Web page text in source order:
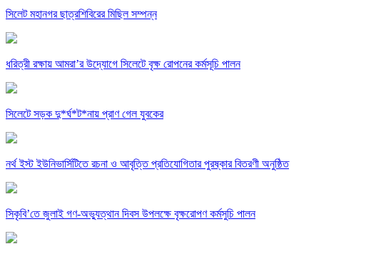
সিলেট মহানগর ছাত্রশিবিরের মিছিল সম্পন্ন
ধরিত্রী রক্ষায় আমরা’র উদ্যোগে সিলেটে বৃক্ষ রোপনের কর্মসূচি পালন
সিলেটে সড়ক দু*র্ঘ*ট*নায় প্রাণ গেল যুবকের
নর্থ ইস্ট ইউনিভার্সিটিতে রচনা ও আবৃত্তি প্রতিযোগিতার পুরষ্কার বিতরণী অনুষ্ঠিত
সিকৃবি’তে জুলাই গণ-অভ্যুত্থান দিবস উপলক্ষে বৃক্ষরোপণ কর্মসুচি পালন